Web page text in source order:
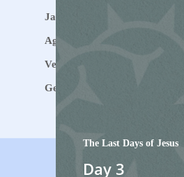
The Last Days of Jesus
Day 3
Jaarcijfers
Agenda
Veilige kerk
Gedragscode